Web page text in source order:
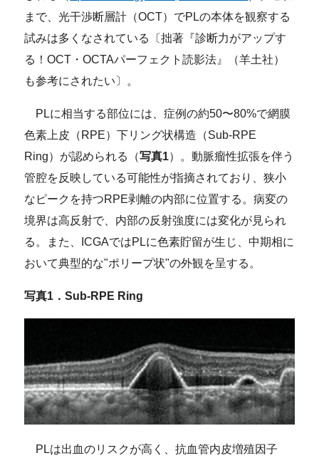
まで、光干渉断層計（OCT）でPLの本体を観察する
試みは多くなされている〔拙著『診断力がアップす
る！OCT・OCTAパーフェクト読影法』（羊土社）
も参考にされたい〕。
PLに相当する部位には、症例の約50〜80%で網膜
色素上皮（RPE）下リング状構造（Sub-RPE
Ring）が認められる（写真1）。動脈瘤性拡張を伴う
管腔を反映している可能性が指摘されており、狭小
なピークを持つRPE剥離の内部に位置する。病変の
境界は高反射で、内部の反射強度には変化が見られ
る。また、ICGAではPLに色素貯留が生じ、中期相に
おいて典型的な"ポリープ状"の外観を呈する。
写真1．Sub-RPE Ring
PLは出血のリスクが高く、抗血管内皮増殖因子